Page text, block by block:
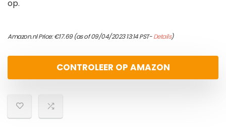
op.
Amazon.nl Price:€17.69(as of 09/04/2023 13:14 PST-Details)
CONTROLEER OP AMAZON